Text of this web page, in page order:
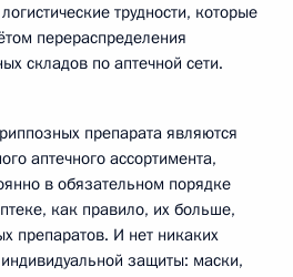
трудности, которые
перераспределения
складов по аптечной сети.
препарата являются
аптечного ассортимента,
в обязательном порядке
как правило, их больше,
препаратов. И нет никаких
защиты: маски,